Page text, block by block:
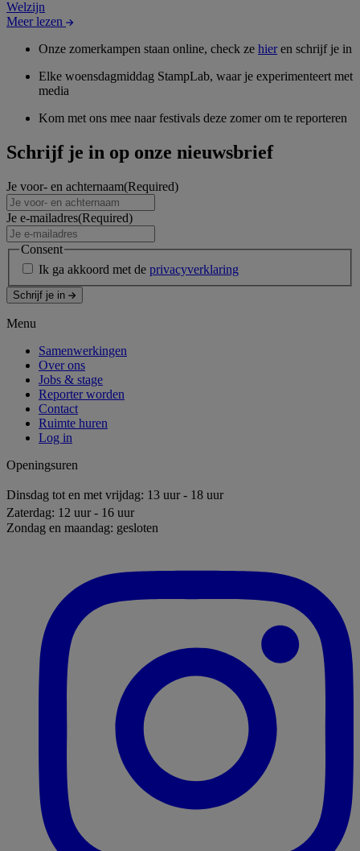
Welzijn
Meer lezen
Onze zomerkampen staan online, check ze hieren schrijf je in
Elke woensdagmiddag StampLab, waar je experimenteert met
media
Kom met ons mee naar festivals deze zomer om te reporteren
Schrijf je in op onze nieuwsbrief
Je voor- en achternaam(Required)
Je e-mailadres(Required)
Consent
Ik ga akkoord met de privacyverklaring
Schrijf je in
Menu
Samenwerkingen
Over ons
Jobs & stage
Reporter worden
Contact
Ruimte huren
Log in
Openingsuren
Dinsdag tot en met vrijdag: 13 uur - 18 uur
Zaterdag: 12 uur - 16 uur
Zondag en maandag: gesloten